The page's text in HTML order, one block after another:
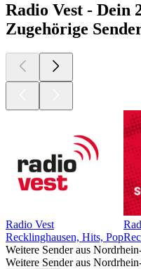
Radio Vest - Dein
Zugehörige
Radio Vest
Recklinghausen, Hits, Pop
Weitere Sender aus
Weitere Sender aus